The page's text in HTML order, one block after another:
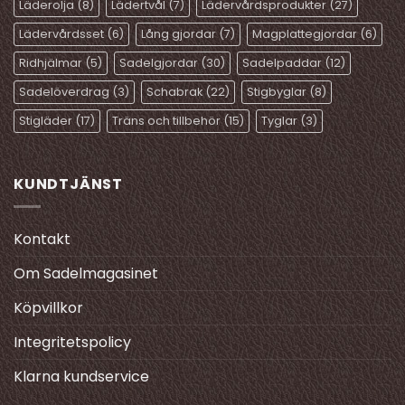
på
produktsidan
Läderolja(8) Lädertvål(7) Lädervårdsprodukter (27)
Lädervårdsset(6) Lång gjordar(7) Magplattegjordar(6)
Ridhjälmar(5) Sadelgjordar(30) Sadelpaddar (12)
Sadelöverdrag(3) Schabrak(22) Stigbyglar (8)
Stigläder(17) Träns och tillbehör(15) Tyglar(3)
KUNDTJÄNST
Kontakt
Om Sadelmagasinet
Köpvillkor
Integritetspolicy
Klarna kundservice